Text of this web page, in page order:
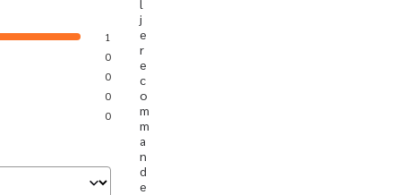
1
0
0
0
0
l
j
e
r
e
c
o
m
m
a
n
d
e